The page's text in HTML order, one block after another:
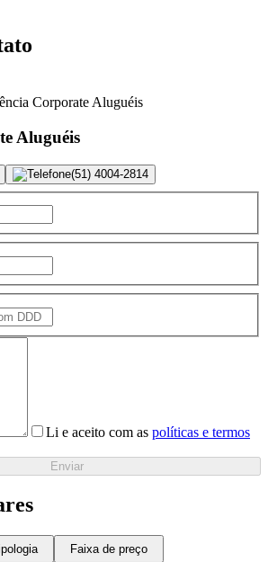
Aluguéis
(51) 4004-2814
Li e aceito com as políticas e termos
Enviar
Faixa de preço